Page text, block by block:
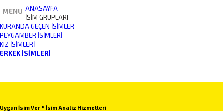
MENU ANASAYFA
İSİM GRUPLARI
KURANDA GEÇEN İSIMLER
PEYGAMBER İSIMLERI
KIZ İSIMLERI
ERKEK İSIMLERI
Uygun İsim Ver ® İsim Analiz Hizmetleri